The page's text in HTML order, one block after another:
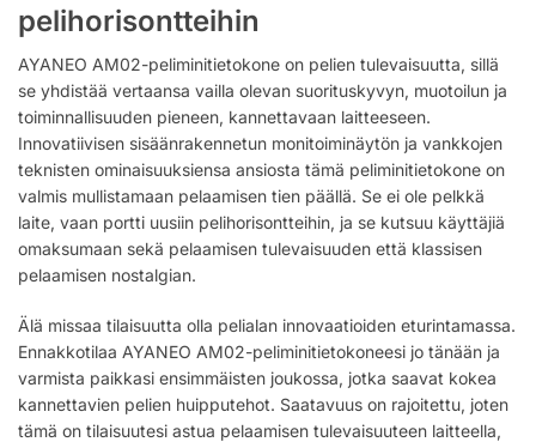
pelihorisontteihin
AYANEO AM02-peliminitietokone on pelien tulevaisuutta, sillä
se yhdistää vertaansa vailla olevan suorituskyvyn, muotoilun ja
toiminnallisuuden pieneen, kannettavaan laitteeseen.
Innovatiivisen sisäänrakennetun monitoiminäytön ja vankkojen
teknisten ominaisuuksiensa ansiosta tämä peliminitietokone on
valmis mullistamaan pelaamisen tien päällä. Se ei ole pelkkä
laite, vaan portti uusiin pelihorisontteihin, ja se kutsuu käyttäjiä
omaksumaan sekä pelaamisen tulevaisuuden että klassisen
pelaamisen nostalgian.
Älä missaa tilaisuutta olla pelialan innovaatioiden eturintamassa.
Ennakkotilaa AYANEO AM02-peliminitietokoneesi jo tänään ja
varmista paikkasi ensimmäisten joukossa, jotka saavat kokea
kannettavien pelien huipputehot. Saatavuus on rajoitettu, joten
tämä on tilaisuutesi astua pelaamisen tulevaisuuteen laitteella,